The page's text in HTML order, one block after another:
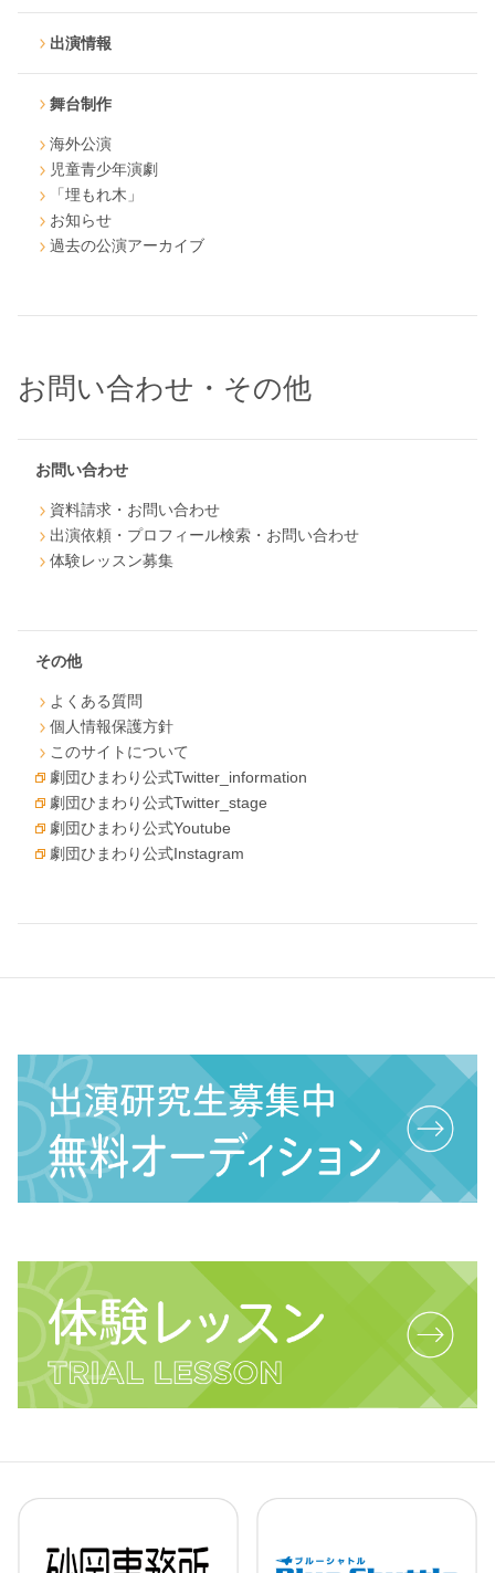
出演情報
舞台制作
海外公演
児童青少年演劇
「埋もれ木」
お知らせ
過去の公演アーカイブ
お問い合わせ・その他
お問い合わせ
資料請求・お問い合わせ
出演依頼・プロフィール検索・お問い合わせ
体験レッスン募集
その他
よくある質問
個人情報保護方針
このサイトについて
劇団ひまわり公式Twitter_information
劇団ひまわり公式Twitter_stage
劇団ひまわり公式Youtube
劇団ひまわり公式Instagram